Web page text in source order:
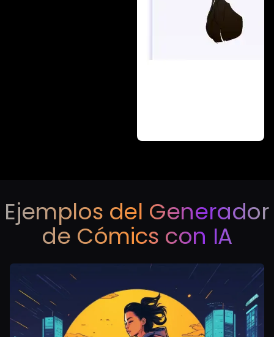
Ejemplos del Generador
de Cómics con IA